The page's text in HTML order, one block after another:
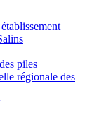
piles
régionale des